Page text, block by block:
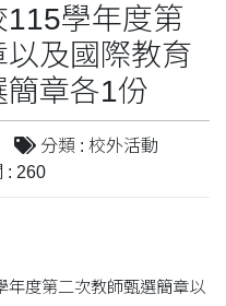
學年度第
及國際教育
章各1份
分類 : 校外活動
: 260
年度第二次教師甄選簡章以